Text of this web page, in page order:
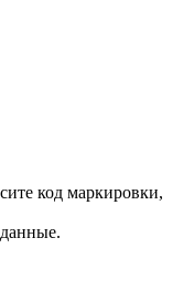
код маркировки,